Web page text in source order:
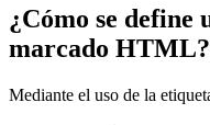
¿Cómo se define
marcado HTML?
Mediante el uso de la